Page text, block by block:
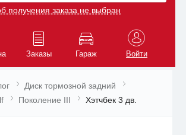
получения заказа не выбран
Заказы Гараж Войти
Диск тормозной задний
Поколение III Хэтчбек 3 дв.